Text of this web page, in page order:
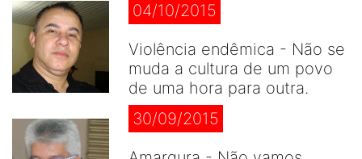
04/10/2015
Violência endêmica - Não se
muda a cultura de um povo
de uma hora para outra.
30/09/2015